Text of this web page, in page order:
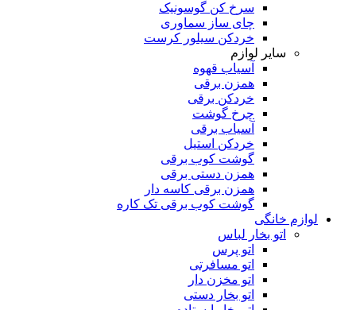
سرخ کن گوسونیک
چای ساز سماوری
خردکن سیلور کرست
سایر لوازم
آسیاب قهوه
همزن برقی
خردکن برقی
چرخ گوشت
آسیاب برقی
خردکن استیل
گوشت کوب برقی
همزن دستی برقی
همزن برقی کاسه دار
گوشت کوب برقی تک کاره
لوازم خانگی
اتو بخار لباس
اتو پرس
اتو مسافرتی
اتو مخزن دار
اتو بخار دستی